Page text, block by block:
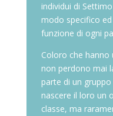
individui di
modo specifico
funzione di ogni
Coloro che hanno
non perdono mai
parte di un
nascere il loro un
classe, ma